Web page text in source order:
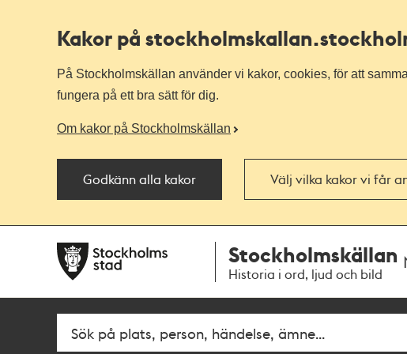
Kakor på stockholmskallan
På Stockholmskällan använder vi kakor, cookies, för att
fungera på ett bra sätt för dig.
Om kakor på Stockholmskällan
Godkänn alla kakor Välj vilka kakor vi får
navigationen
huvudinnehållet
Stockholmskällan
Historia i ord, ljud och bild
Fritextsök